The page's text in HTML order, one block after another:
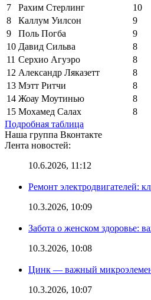
7
Рахим Стерлинг
10
8
Каллум Уилсон
9
9
Поль Погба
9
10 Давид Сильва
8
11 Серхио Агуэро
8
12 Александр Ляказетт
8
13 Мэтт Ритчи
8
14 Жоау Моутинью
8
15 Мохамед Салах
8
Подробная таблица
Наша группа Вконтакте
Лента новостей:
10.6.2026, 11:12
Ремонт электродвигателей:
10.3.2026, 10:09
Забота о женском здоровье:
10.3.2026, 10:08
Цинк — важный
10.3.2026, 10:07